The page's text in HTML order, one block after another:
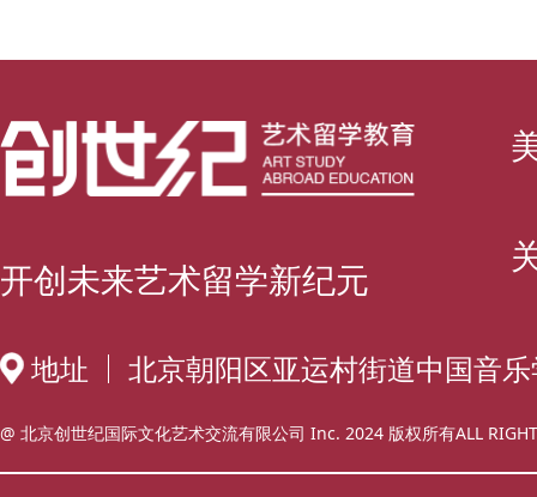
开创未来艺术留学新纪元
地址 北京朝阳区亚运村街道中国音
@ 北京创世纪国际文化艺术交流有限公司 Inc. 2024 版权所有ALL